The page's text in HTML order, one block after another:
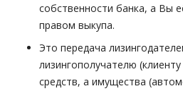
собственности банка, а Вы
правом выкупа.
Это передача
лизингополучателю
средств, а имущества